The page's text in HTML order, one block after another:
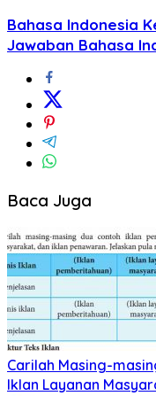
Bahasa Indonesia
Jawaban Bahasa
Baca Juga
Carilah Masing-
Iklan Layanan